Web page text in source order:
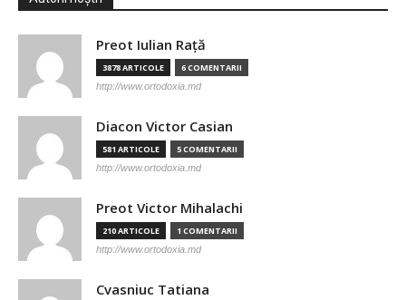
Preot Iulian Raţă
3878 ARTICOLE 6 COMENTARII
http://www.ortodoxia.md
Diacon Victor Casian
581 ARTICOLE 5 COMENTARII
http://www.ortodoxia.md
Preot Victor Mihalachi
210 ARTICOLE 1 COMENTARII
http://www.ortodoxia.md
Cvasniuc Tatiana